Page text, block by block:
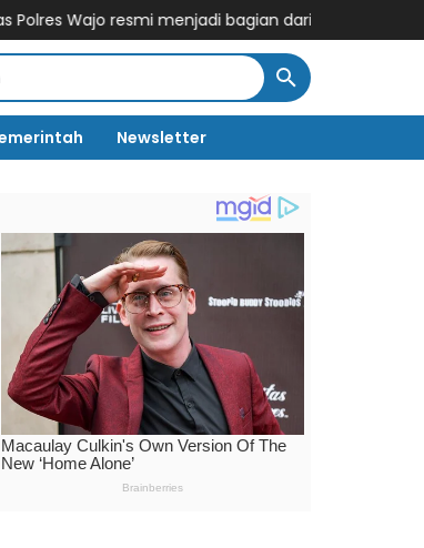
menjadi bagian dari PCL (Penggerak Cinta
Newsletter